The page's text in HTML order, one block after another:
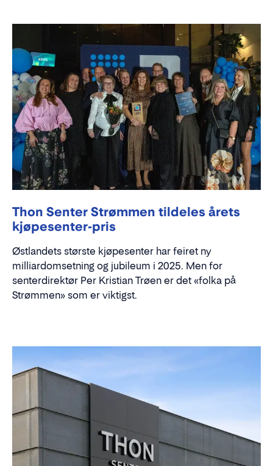
Thon Senter Strømmen tildeles årets
kjøpesenter-pris
Østlandets største kjøpesenter har feiret ny
milliardomsetning og jubileum i 2025. Men for
senterdirektør Per Kristian Trøen er det «folka på
Strømmen» som er viktigst.